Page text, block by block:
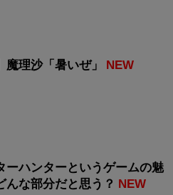
魔理沙「暑いぜ」 NEW
ーハンターというゲームの魅
んな部分だと思う？ NEW